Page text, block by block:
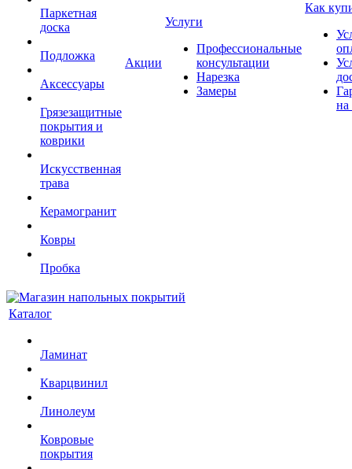
Паркетная
доска
Подложка
Аксессуары
Грязезащитные
покрытия и
коврики
Искусственная
трава
Керамогранит
Ковры
Пробка
Акции
Услуги
Профессиональные
консультации
Нарезка
Замеры
Как
на
Каталог
Ламинат
Кварцвинил
Линолеум
Ковровые
покрытия